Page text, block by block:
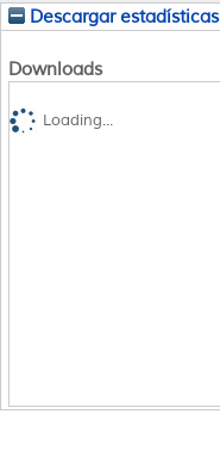
Descargar estadísticas
Downloads
Loading...